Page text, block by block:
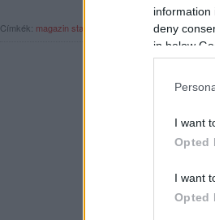
information
deny
in below
I want
Opted
I want
Opted
Címkék: magazin stand up mike birbigliarec126